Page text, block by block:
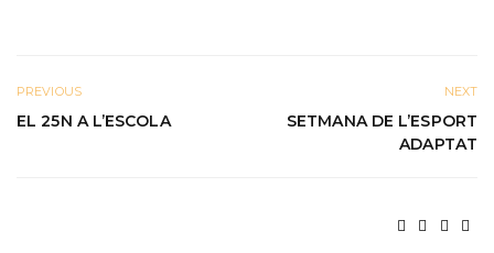
PREVIOUS
EL 25N A L’ESCOLA
NEXT
SETMANA DE L’ESPORT
ADAPTAT